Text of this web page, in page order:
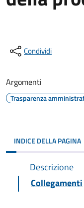
Condividi
Argomenti
Trasparenza
INDICE DELLA PAGINA
Descrizione
Collegamenti